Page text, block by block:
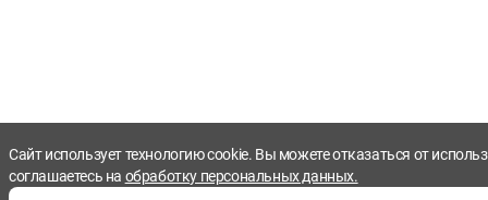
Сайт использует технологию cookie. Вы можете отказаться от
соглашаетесь на обработку персональных данных.